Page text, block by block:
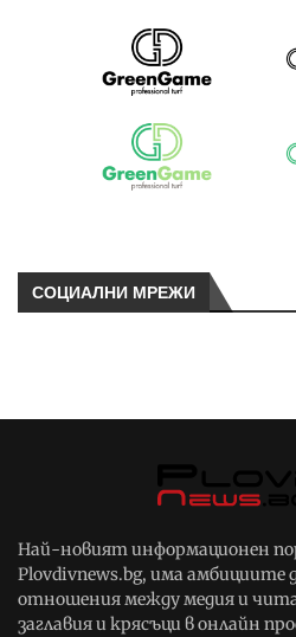
СОЦИАЛНИ МРЕЖИ
Най-новият информационен
Plovdivnews.bg, има амбициите
отношения между медия и
заглавия и крясъци в онлайн